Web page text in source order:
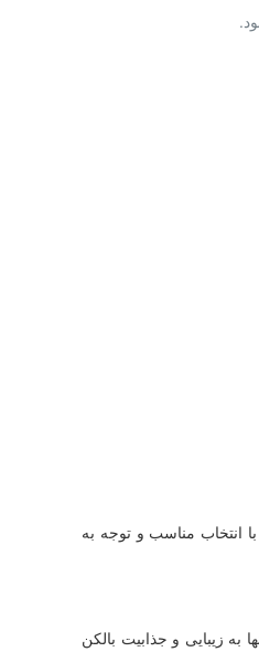
انتخاب مناسب و توجه به
زیبایی و جذابیت بالکن